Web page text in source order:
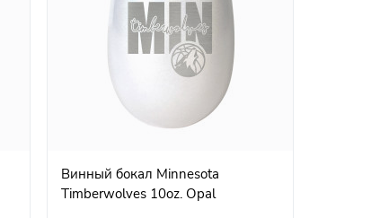
Винный бокал Minnesota
Timberwolves 10oz. Opal